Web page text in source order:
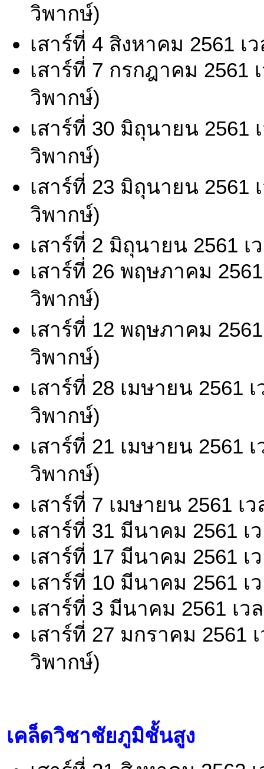
วิพากษ์)
เสาร์ที่ 4 สิงหาคม 2561 เ
เสาร์ที่ 7 กรกฎาคม 2561
วิพากษ์)
เสาร์ที่ 30 มิถุนายน 2561
วิพากษ์)
เสาร์ที่ 23 มิถุนายน 2561
วิพากษ์)
เสาร์ที่ 2 มิถุนายน 2561
เสาร์ที่ 26 พฤษภาคม
วิพากษ์)
เสาร์ที่ 12 พฤษภาคม
วิพากษ์)
เสาร์ที่ 28 เมษายน 2561
วิพากษ์)
เสาร์ที่ 21 เมษายน 2561
วิพากษ์)
เสาร์ที่ 7 เมษายน 2561 เ
เสาร์ที่ 31 มีนาคม 2561
เสาร์ที่ 17 มีนาคม 2561
เสาร์ที่ 10 มีนาคม 2561
เสาร์ที่ 3 มีนาคม 2561 เ
เสาร์ที่ 27 มกราคม 2561
วิพากษ์)
เคล็ดวิชาชัยภูมิชั้นสูง